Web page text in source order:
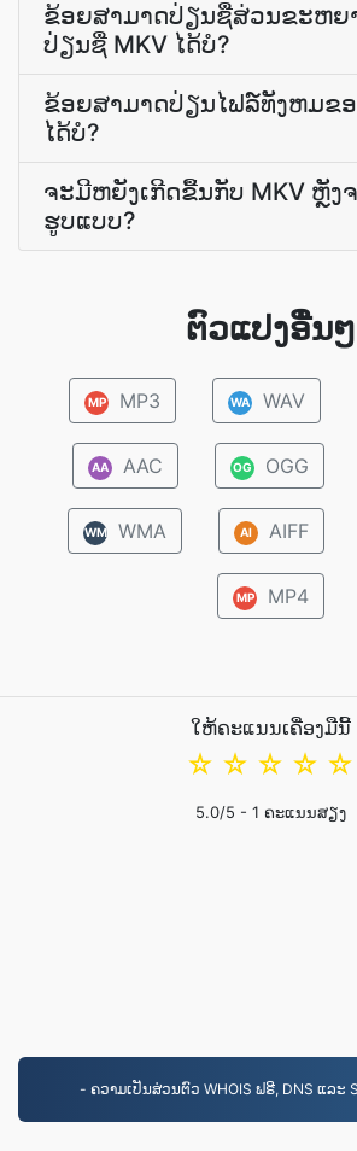
ຂ້ອຍ​ສາມາດ​ປ່ຽນ​ຊື່​ສ່ວນ​ຂະຫຍ
ປ່ຽນ​ຊື່ MKV ໄດ້​ບໍ?
ຂ້ອຍສາມາດປ່ຽນໄຟລ໌ທັງຫມຂອ
ໄດ້ບໍ?
ຈະມີຫຍັງເກີດຂື້ນກັບ MKV ຫຼັງ
ຮູບແບບ?
ຕົວແປງອື່ນໆ
MP MP3 WA WAV
AA AAC OG OGG
WM WMA AI AIFF
MP MP4
ໃຫ້ຄະແນນເຄື່ອງມືນີ້
☆
☆
☆
☆
☆
5.0/5 - 1 ຄະແນນສຽງ
- ຄວາມເປັນສ່ວນຕົວ WHOIS ຟຣີ, DNS ແລະ